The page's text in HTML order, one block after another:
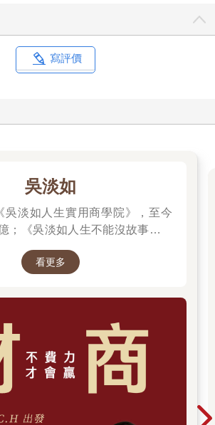
寫評價
吳淡如
吳淡如人生實用商學院》，至今
；《吳淡如人生不能沒故事》也
運作與人性選擇，讓看似遙遠的
看更多